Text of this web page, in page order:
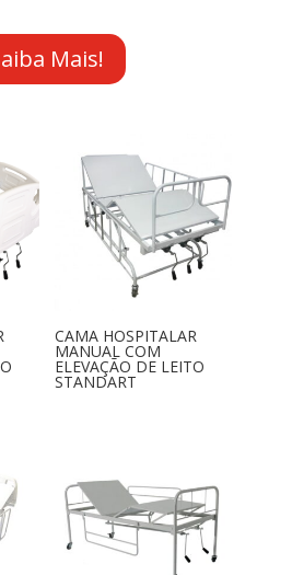
Mais!
CAMA HOSPITALAR
MANUAL COM
ELEVAÇÃO DE LEITO
STANDART